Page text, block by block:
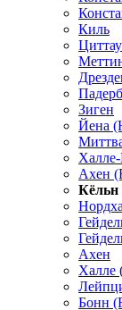
Киль
Циттау
Зиген
Йена
Ахен
Кёльн
Ахен
Халле
Бонн